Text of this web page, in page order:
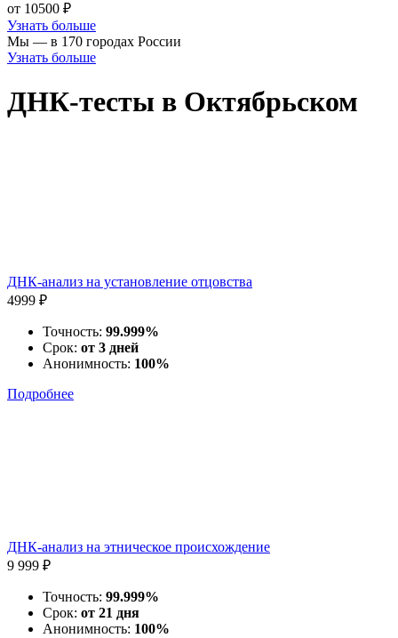
от 10500 ₽
Узнать больше
Мы — в 170 городах России
Узнать больше
ДНК-тесты в Октябрьском
ДНК-анализ на установление отцовства
4999 ₽
Точность: 99.999%
Срок: от 3 дней
Анонимность: 100%
Подробнее
ДНК-анализ на этническое происхождение
9 999 ₽
Точность: 99.999%
Срок: от 21 дня
Анонимность: 100%